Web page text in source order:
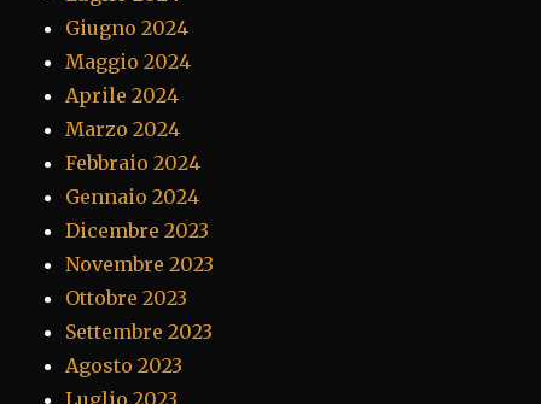
Giugno 2024
Maggio 2024
Aprile 2024
Marzo 2024
Febbraio 2024
Gennaio 2024
Dicembre 2023
Novembre 2023
Ottobre 2023
Settembre 2023
Agosto 2023